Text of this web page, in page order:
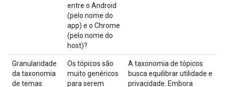
entre o Android
(pelo nome do
app) e o Chrome
(pelo nome do
host)?
Granularidade
da taxonomia
de temas
Os tópicos são
muito genéricos
para serem
A taxonomia de tópicos
busca equilibrar utilidade e
privacidade. Embora